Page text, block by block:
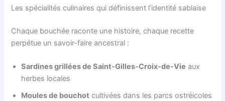
Les spécialités culinaires qui définissent l’identité sablaise
Chaque bouchée raconte une histoire, chaque recette
perpétue un savoir-faire ancestral :
Sardines grillées de Saint-Gilles-Croix-de-Vie aux
herbes locales
Moules de bouchot cultivées dans les parcs ostréicoles